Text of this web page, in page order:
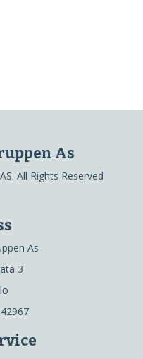
As
All Rights Reserved
As
3